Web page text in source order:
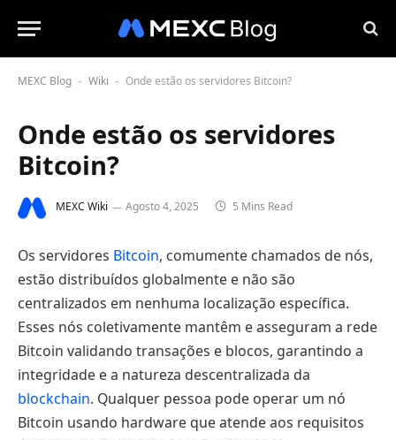
MEXC Blog - Wiki - Onde estão os servidores Bitcoin?
Onde estão os servidores
Bitcoin?
MEXC Wiki Agosto 4, 2025 5 Mins Read
Os servidores Bitcoin, comumente chamados de nós,
estão distribuídos globalmente e não são
centralizados em nenhuma localização específica.
Esses nós coletivamente mantêm e asseguram a rede
Bitcoin validando transações e blocos, garantindo a
integridade e a natureza descentralizada da
blockchain. Qualquer pessoa pode operar um nó
Bitcoin usando hardware que atende aos requisitos